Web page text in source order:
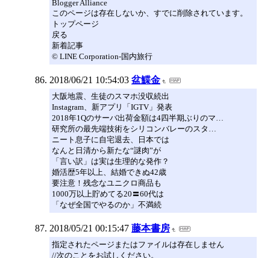
Blogger Alliance
このページは存在しないか、すでに削除されています。
トップページ
戻る
新着記事
© LINE Corporation-国内旅行
2018/06/21 10:54:03 盆鰈金
大阪地震、生徒のスマホ没収続出
Instagram、新アプリ「IGTV」発表
2018年1Qのサーバ出荷金額は4四半期ぶりのマ…
研究所の最先端技術をシリコンバレーのスタ…
ニート息子に自宅退去、日本では
なんと日清から新たな“謎肉”が
「言い訳」は実は生理的な発作？
婚活歴5年以上、結婚できぬ42歳
要注意！残念なユニクロ商品も
1000万以上貯めてる20〓60代は
「なぜ全国でやるのか」不満続
2018/05/21 00:15:47 藤本書房
指定されたページまたはファイルは存在しません
//次のことをお試しください。